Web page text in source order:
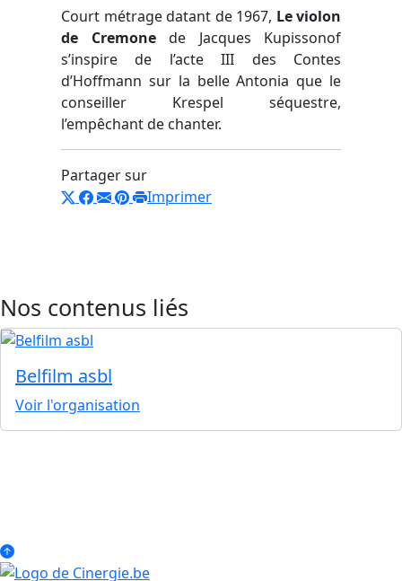
Court métrage datant de 1967, Le violon
de Cremonede Jacques Kupissonof
s’inspire de l’acte III des Contes
d’Hoffmann sur la belle Antonia que le
conseiller Krespel séquestre,
l’empêchant de chanter.
Partager sur
Imprimer
Nos contenus liés
Belfilm asbl
Voir l'organisation